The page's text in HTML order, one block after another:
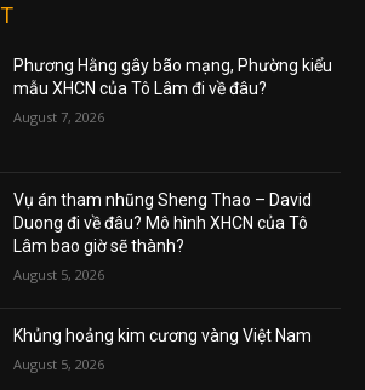
Phương Hằng gây bão mạng, Phường kiểu
mẫu XHCN của Tô Lâm đi về đâu?
August 7, 2026
Vụ án tham nhũng Sheng Thao – David
Duong đi về đâu? Mô hình XHCN của Tô
Lâm bao giờ sẽ thành?
August 5, 2026
Khủng hoảng kim cương vàng Việt Nam
August 5, 2026